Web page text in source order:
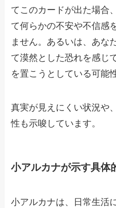
てこのカードが出た場合
て何らかの不安や不信感
ません。あるいは、あな
て漠然とした恐れを感じ
を置こうとしている可能
真実が見えにくい状況や
性も示唆しています。
小アルカナが示す具体
小アルカナは、日常生活